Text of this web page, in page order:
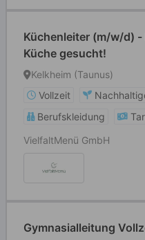
Küchenleiter (m/w/d)
Küche gesucht!
Kelkheim (Taunus)
Vollzeit
Berufskleidung
VielfaltMenü GmbH
Gymnasialleitung